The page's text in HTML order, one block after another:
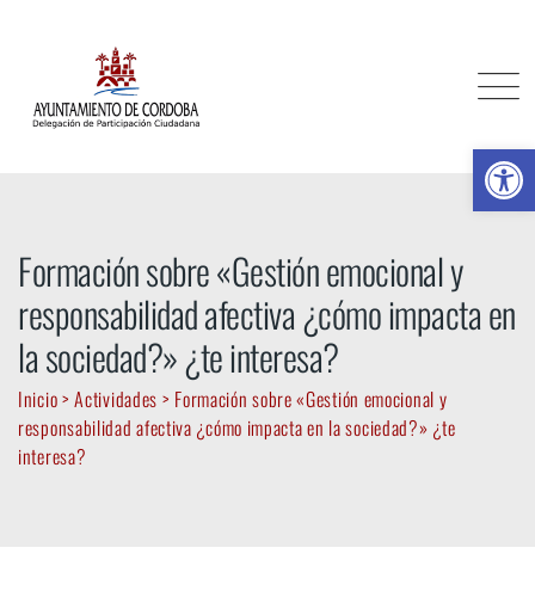
Formación sobre «Gestión emocional y
responsabilidad afectiva ¿cómo impacta en
la sociedad?» ¿te interesa?
Inicio>Actividades > Formación sobre «Gestión emocional y
responsabilidad afectiva ¿cómo impacta en la sociedad?» ¿te
interesa?